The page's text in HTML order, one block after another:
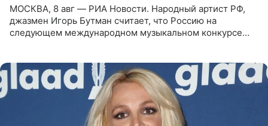
МОСКВА, 8 авг — РИА Новости. Народный артист РФ,
джазмен Игорь Бутман считает, что Россию на
следующем международном музыкальном конкурсе